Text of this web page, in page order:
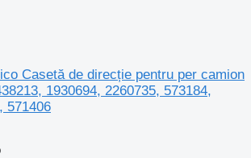
Casetă de direcție pentru per camion
1930694, 2260735, 573184,
571406